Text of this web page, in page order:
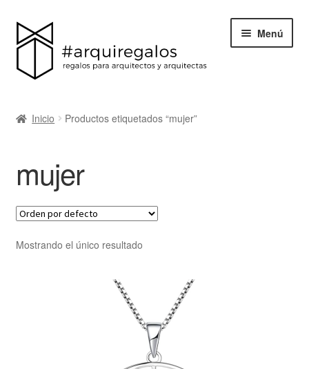
Menú
BLACK FRIDAY
Blog
Acerca de ArquiRegalos
Inicio Productos etiquetados “mujer”
mujer
Mostrando el único resultado